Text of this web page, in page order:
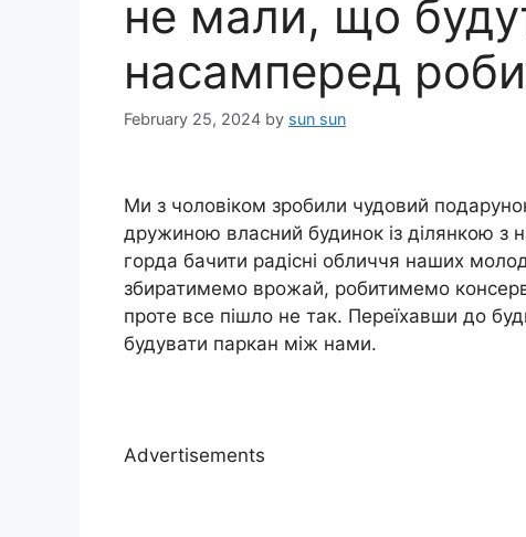
не мали, що
насамперед
February 25, 2024 by sun sun
Ми з чоловіком зробили чудовий
дружиною власний будинок із ділянкою з
горда бачити радісні обличчя наших
збиратимемо врожай, робитимемо
проте все пішло не так. Переїхавши до
будувати паркан між нами.
Advertisements